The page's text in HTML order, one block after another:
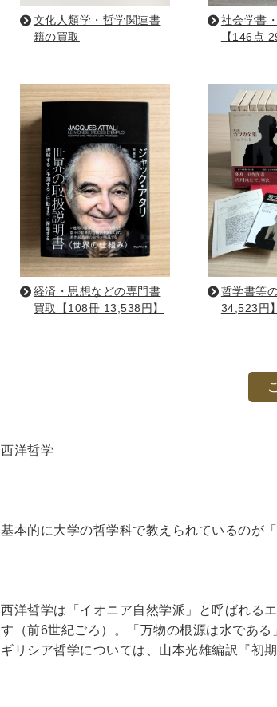
歯学書・歯科衛生士 看護学書 眼
リハビリテーション医学
伝統医学・
暮らし・趣味・実用書他
暮らしと健康
ガーデニング クッキング・レシピ本・
美容・着物・ファッション
趣味・スポーツ
自転車・サイクリング 釣り キャ
資格検定・辞書辞典
公務員・教員採用試験 医療・看護資格
洋書
木版画・浮世絵
文化人類学・哲学関連書
籍の買取
社会学書
【146点
経済・思想などの専門書
買取【108冊 13,538円】
哲学書等
34,523円】
西洋哲学
基本的に大学の哲学科で教えられているのが
西洋哲学は「イオニア自然学派」と呼ばれる
す（前6世紀ごろ）。「万物の根源は水であ
ギリシア哲学については、山本光雄編訳『初